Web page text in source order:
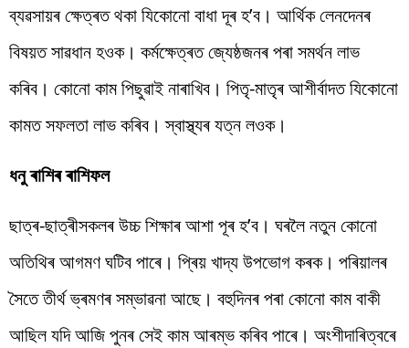
ব্যৱসায়ৰ ক্ষেত্ৰত থকা যিকোনো বাধা দূৰ হ’ব। আৰ্থিক লেনদেনৰ
বিষয়ত সাৱধান হওক। কৰ্মক্ষেত্ৰত জ্যেষ্ঠজনৰ পৰা সমৰ্থন লাভ
কৰিব। কোনো কাম পিছুৱাই নাৰাখিব। পিতৃ-মাতৃৰ আশীৰ্বাদত যিকোনো
কামত সফলতা লাভ কৰিব। স্বাস্থ্যৰ যত্ন লওক।
ধনু ৰাশিৰ ৰাশিফল
ছাত্ৰ-ছাত্ৰীসকলৰ উচ্চ শিক্ষাৰ আশা পূৰ হ’ব। ঘৰলৈ নতুন কোনো
অতিথিৰ আগমণ ঘটিব পাৰে। প্ৰিয় খাদ্য উপভোগ কৰক। পৰিয়ালৰ
সৈতে তীৰ্থ ভ্ৰমণৰ সম্ভাৱনা আছে। বহুদিনৰ পৰা কোনো কাম বাকী
আছিল যদি আজি পুনৰ সেই কাম আৰম্ভ কৰিব পাৰে। অংশীদাৰিত্বৰে